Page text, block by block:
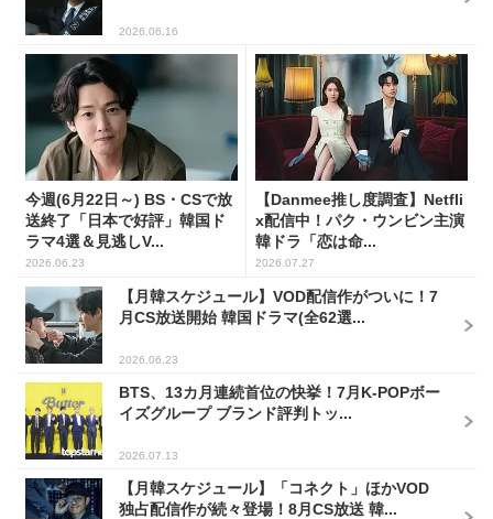
2026.06.16
今週(6月22日～) BS・CSで放
送終了「日本で好評」韓国ド
ラマ4選＆見逃しV...
2026.06.23
【Danmee推し度調査】Netfli
x配信中！パク・ウンビン主演
韓ドラ「恋は命...
2026.07.27
【月韓スケジュール】VOD配信作がついに！7
月CS放送開始 韓国ドラマ(全62選...
2026.06.23
BTS、13カ月連続首位の快挙！7月K-POPボー
イズグループ ブランド評判トッ...
2026.07.13
【月韓スケジュール】「コネクト」ほかVOD
独占配信作が続々登場！8月CS放送 韓...